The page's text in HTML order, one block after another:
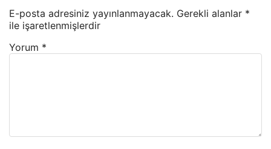
E-posta adresiniz yayınlanmayacak. Gerekli alanlar *
ile işaretlenmişlerdir
Yorum *